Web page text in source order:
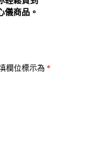
儀商品。
欄位標示為 *